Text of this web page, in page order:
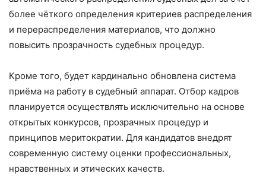
более чёткого определения критериев распределения
и перераспределения материалов, что должно
повысить прозрачность судебных процедур.
Кроме того, будет кардинально обновлена система
приёма на работу в судебный аппарат. Отбор кадров
планируется осуществлять исключительно на основе
открытых конкурсов, прозрачных процедур и
принципов меритократии. Для кандидатов внедрят
современную систему оценки профессиональных,
нравственных и этических качеств.